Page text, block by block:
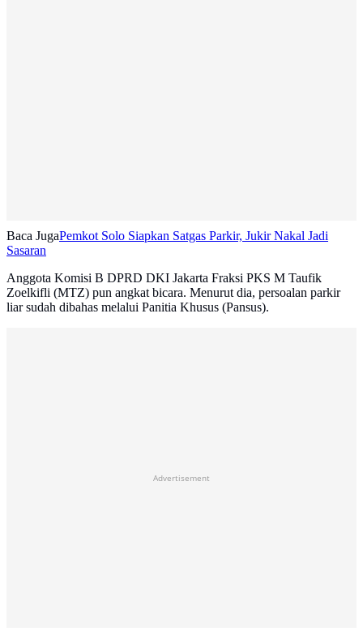
Baca JugaPemkot Solo Siapkan Satgas Parkir, Jukir Nakal Jadi
Sasaran
Anggota Komisi B DPRD DKI Jakarta Fraksi PKS M Taufik
Zoelkifli (MTZ) pun angkat bicara. Menurut dia, persoalan parkir
liar sudah dibahas melalui Panitia Khusus (Pansus).
Advertisement